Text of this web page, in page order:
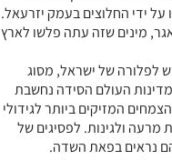
על ידי החלוצים בעמק יזרעאל.
מינים שזה עתה פלשו לארץ
לפלורה של ישראל, מסוג
העולם הסידה נחשבת
המזיקים ביותר לגידולי
מרעה ולגינות. לפסיגים של
נראים בפאת השדה.